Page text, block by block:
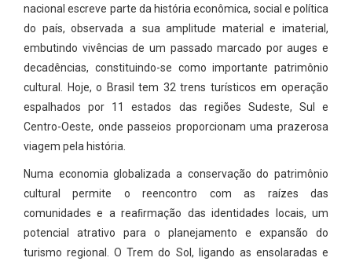
nacional escreve parte da história econômica, social e política
do país, observada a sua amplitude material e imaterial,
embutindo vivências de um passado marcado por auges e
decadências, constituindo-se como importante patrimônio
cultural. Hoje, o Brasil tem 32 trens turísticos em operação
espalhados por 11 estados das regiões Sudeste, Sul e
Centro-Oeste, onde passeios proporcionam uma prazerosa
viagem pela história.
Numa economia globalizada a conservação do patrimônio
cultural permite o reencontro com as raízes das
comunidades e a reaﬁrmação das identidades locais, um
potencial atrativo para o planejamento e expansão do
turismo regional. O Trem do Sol, ligando as ensolaradas e